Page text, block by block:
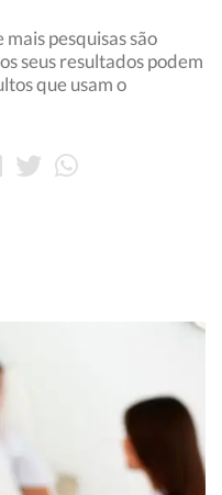
pesquisas são
seus resultados podem
que usam o